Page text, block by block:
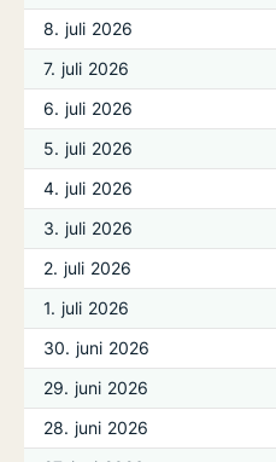
8. juli 2026
7. juli 2026
6. juli 2026
5. juli 2026
4. juli 2026
3. juli 2026
2. juli 2026
1. juli 2026
30. juni 2026
29. juni 2026
28. juni 2026